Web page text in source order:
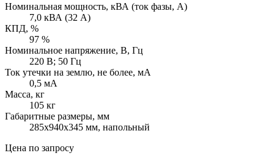
Номинальная мощность, кВА (ток фазы, А)
7,0 кВА (32 А)
КПД, %
97 %
Номинальное напряжение, В, Гц
220 В; 50 Гц
Ток утечки на землю, не более, мА
0,5 мА
Масса, кг
105 кг
Габаритные размеры, мм
285х940х345 мм, напольный
Цена по запросу